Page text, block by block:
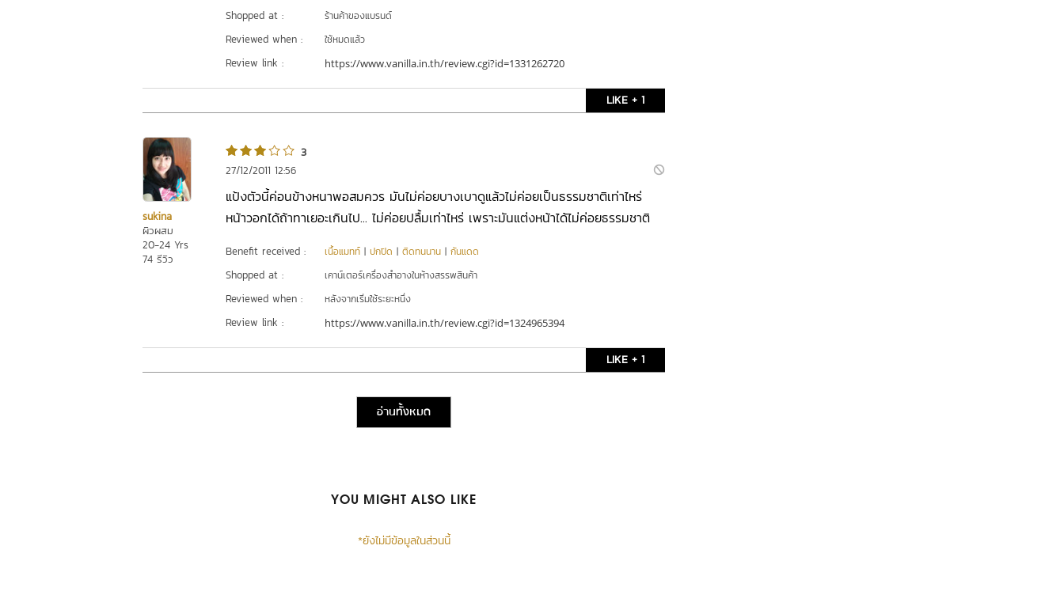
Shopped at : ร้านค้าของแบรนด์
Reviewed when : ใช้หมดแล้ว
Review link : https://www.vanilla.in.th/review.cgi?id=1331262720
LIKE + 1
sukina
ผิวผสม
20-24 Yrs
74 รีวิว
3
27/12/2011 12:56
แป้งตัวนี้ค่อนข้างหนาพอสมควร มันไม่ค่อยบางเบาดูแล้วไม่ค่อยเป็นธรรมชาติเท่าไหร่
หน้าวอกได้ถ้าทาเยอะเกินไป... ไม่ค่อยปลื้มเท่าไหร่ เพราะมันแต่งหน้าได้ไม่ค่อยธรรมชาติ
Benefit received : เนื้อแมทท์ | ปกปิด | ติดทนนาน | กันแดด
Shopped at : เคาน์เตอร์เครื่องสำอางในห้างสรรพสินค้า
Reviewed when : หลังจากเริ่มใช้ระยะหนึ่ง
Review link : https://www.vanilla.in.th/review.cgi?id=1324965394
LIKE + 1
อ่านทั้งหมด
YOU MIGHT ALSO LIKE
*ยังไม่มีข้อมูลในส่วนนี้